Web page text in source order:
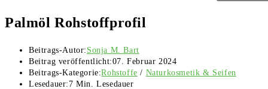
Palmöl Rohstoffprofil
Beitrags-Autor: Sonja M. Bart
Beitrag veröffentlicht:07. Februar 2024
Beitrags-Kategorie:Rohstoffe / Naturkosmetik & Seifen
Lesedauer: 7 Min. Lesedauer